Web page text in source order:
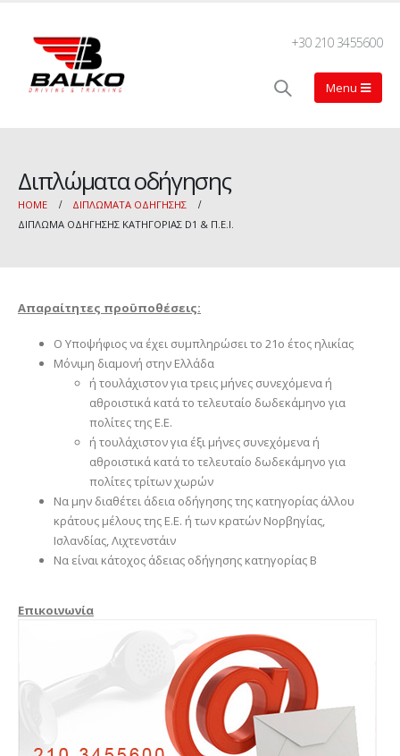
+30 210 3455600
Διπλώματα οδήγησης
HOME
ΔΙΠΛΏΜΑΤΑ ΟΔΉΓΗΣΗΣ
ΔΊΠΛΩΜΑ ΟΔΉΓΗΣΗΣ ΚΑΤΗΓΟΡΊΑΣ D1 & Π.Ε.Ι.
Απαραίτητες προϋποθέσεις:
Ο Υποψήφιος να έχει συμπληρώσει το 21ο έτος ηλικίας
Μόνιμη διαμονή στην Ελλάδα
ή τουλάχιστον για τρεις μήνες συνεχόμενα ή
αθροιστικά κατά το τελευταίο δωδεκάμηνο για
πολίτες της Ε.Ε.
ή τουλάχιστον για έξι μήνες συνεχόμενα ή
αθροιστικά κατά το τελευταίο δωδεκάμηνο για
πολίτες τρίτων χωρών
Να μην διαθέτει άδεια οδήγησης της κατηγορίας άλλου
κράτους μέλους της Ε.Ε. ή των κρατών Νορβηγίας,
Ισλανδίας, Λιχτενστάιν
Να είναι κάτοχος άδειας οδήγησης κατηγορίας Β
Επικοινωνία